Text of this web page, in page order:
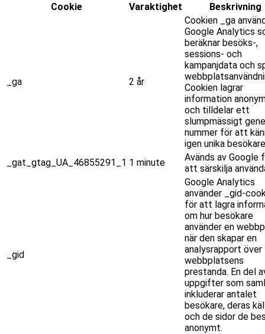
Cookie
Varaktighet Beskrivning
_ga 2 år
Cookien _ga
Google Analytics
beräknar besöks-,
sessions- och
kampanjdata och
Cookien lagrar
information
och tilldelar ett
slumpmässigt
nummer för att
igen unika
_gat_gtag_UA_46855291_1 1 minute
Avänds av Google
att särskilja
_gid
Google Analytics
använder _gid-
för att lagra
om hur besökare
använder en
när den skapar en
analysrapport över
webbplatsens
prestanda. En del
uppgifter som
inkluderar antalet
besökare, deras
och de sidor de
anonymt.